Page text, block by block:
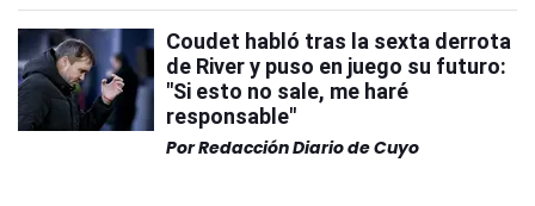
Coudet habló tras la sexta derrota
de River y puso en juego su futuro:
"Si esto no sale, me haré
responsable"
PorRedacción Diario de Cuyo